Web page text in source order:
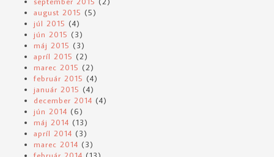
august 2015 (5)
júl 2015 (4)
jún 2015 (3)
máj 2015 (3)
apríl 2015 (2)
marec 2015 (2)
február 2015 (4)
január 2015 (4)
december 2014 (4)
jún 2014 (6)
máj 2014 (13)
apríl 2014 (3)
marec 2014 (3)